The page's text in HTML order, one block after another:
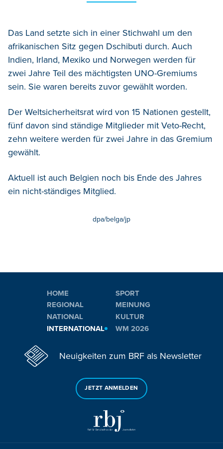
Das Land setzte sich in einer Stichwahl um den
afrikanischen Sitz gegen Dschibuti durch. Auch
Indien, Irland, Mexiko und Norwegen werden für
zwei Jahre Teil des mächtigsten UNO-Gremiums
sein. Sie waren bereits zuvor gewählt worden.
Der Weltsicherheitsrat wird von 15 Nationen gestellt,
fünf davon sind ständige Mitglieder mit Veto-Recht,
zehn weitere werden für zwei Jahre in das Gremium
gewählt.
Aktuell ist auch Belgien noch bis Ende des Jahres
ein nicht-ständiges Mitglied.
dpa/belga/jp
HOME
REGIONAL
NATIONAL
INTERNATIONAL
SPORT
MEINUNG
KULTUR
WM 2026
Neuigkeiten zum BRF als Newsletter
JETZT ANMELDEN